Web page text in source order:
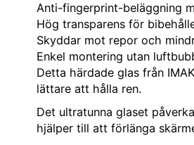
Anti-fingerprint-beläggning
Hög transparens för
Skyddar mot repor och
Enkel montering utan
Detta härdade glas från
lättare att hålla ren.
Det ultratunna glaset
hjälper till att förlänga